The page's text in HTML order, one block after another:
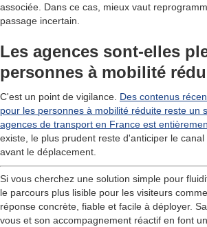
associée. Dans ce cas, mieux vaut
passage incertain.
Les agences sont-elles
personnes à mobilité
C'est un point de vigilance. Des contenus
pour les personnes à mobilité réduite reste un
agences de transport en France est
existe, le plus prudent reste d'anticiper le
avant le déplacement.
Si vous cherchez une solution simple pour
le parcours plus lisible pour les visiteurs
réponse concrète, fiable et facile à déployer.
vous et son accompagnement réactif en font